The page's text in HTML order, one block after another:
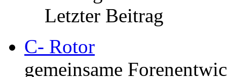
Letzter Beitrag
C- Rotor
gemeinsame